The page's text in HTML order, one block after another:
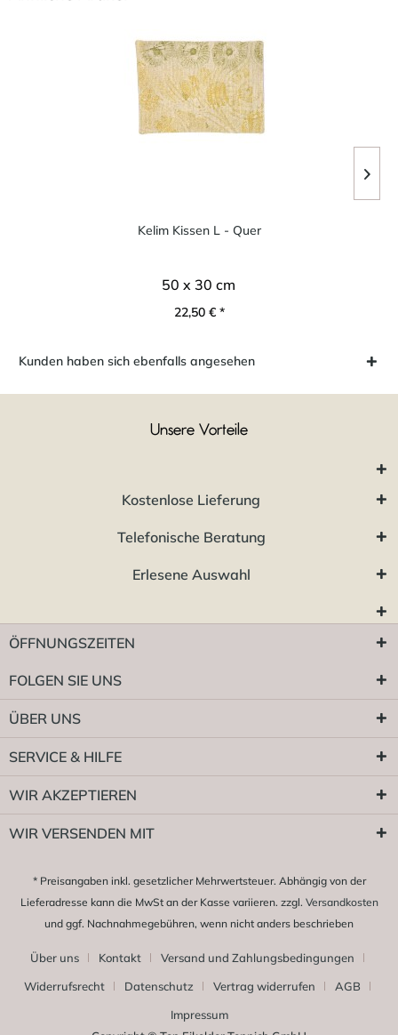
Kelim Kissen L - Quer
50 x 30 cm
22,50 € *
Kunden haben sich ebenfalls angesehen
Unsere Vorteile
Kostenlose Lieferung
Telefonische Beratung
Erlesene Auswahl
ÖFFNUNGSZEITEN
FOLGEN SIE UNS
ÜBER UNS
SERVICE & HILFE
WIR AKZEPTIEREN
WIR VERSENDEN MIT
* Preisangaben inkl. gesetzlicher Mehrwertsteuer. Abhängig von der
Lieferadresse kann die MwSt an der Kasse variieren. zzgl. Versandkosten
und ggf. Nachnahmegebühren, wenn nicht anders beschrieben
Über uns Kontakt
Versand und Zahlungsbedingungen
Widerrufsrecht
Datenschutz Vertrag widerrufen
AGB
Impressum